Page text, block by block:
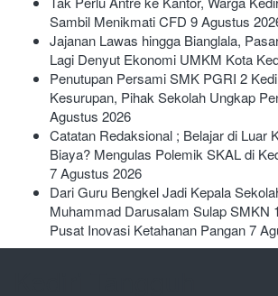
Sambil Menikmati CFD 9 Agustus
Jajanan Lawas hingga Bianglala,
Lagi Denyut Ekonomi UMKM Kota
Penutupan Persami SMK PGRI 2
Kesurupan, Pihak Sekolah Ungkap
Agustus 2026
Catatan Redaksional ; Belajar di Luar
Biaya? Mengulas Polemik SKAL di
7 Agustus 2026
Dari Guru Bengkel Jadi Kepala
Muhammad Darusalam Sulap SMKN
Pusat Inovasi Ketahanan Pangan7